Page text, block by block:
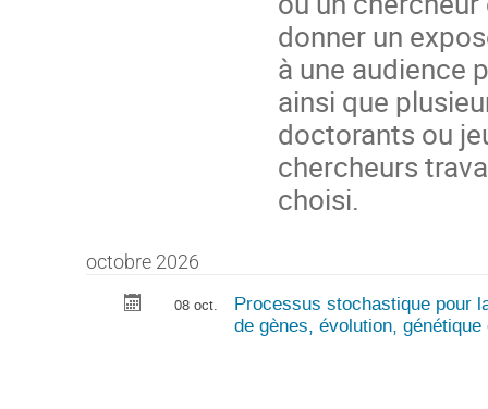
donner un
à une audience
ainsi que
doctorants ou
chercheurs
choisi.
octobre 2026
08 oct.
Processus stochastique pour
de gènes, évolution,